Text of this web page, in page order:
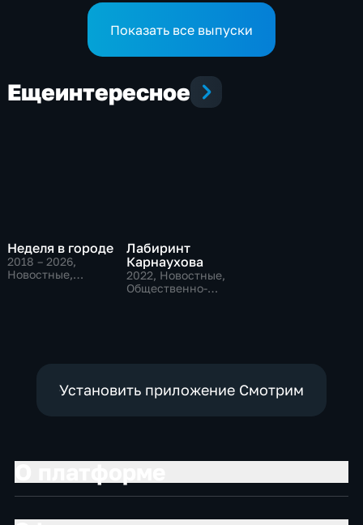
детей при атаке БПЛА в
Архипо-ОсиповкеПоказать все выпуски
Ещеинтересное
Неделя в городе
2018 – 2026,
Новостные,
Лабиринт
Карнаухова
2022, Новостные,
Общественно-
Установить приложение Смотрим